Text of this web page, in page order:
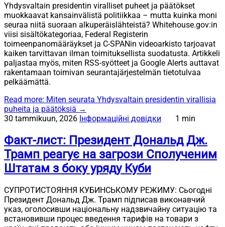
Yhdysvaltain presidentin viralliset puheet ja päätökset
muokkaavat kansainvälistä politiikkaa – mutta kuinka moni
seuraa niitä suoraan alkuperäislähteistä? Whitehouse.gov:in
viisi sisältökategoriaa, Federal Registerin
toimeenpanomääräykset ja C-SPANin videoarkisto tarjoavat
kaiken tarvittavan ilman toimituksellista suodatusta. Artikkeli
paljastaa myös, miten RSS-syötteet ja Google Alerts auttavat
rakentamaan toimivan seurantajärjestelmän tietotulvaa
pelkäämättä.
Read more: Miten seurata Yhdysvaltain presidentin virallisia
puheita ja päätöksiä →
30 tammikuun, 2026 Інформаційні довідки 1 min
Факт-лист: Президент Дональд Дж.
Трамп реагує на загрози Сполученим
Штатам з боку уряду Куби
СУПРОТИСТОЯННЯ КУБИНСЬКОМУ РЕЖИМУ: Сьогодні
Президент Дональд Дж. Трамп підписав виконавчий
указ, оголосивши національну надзвичайну ситуацію та
встановивши процес введення тарифів на товари з